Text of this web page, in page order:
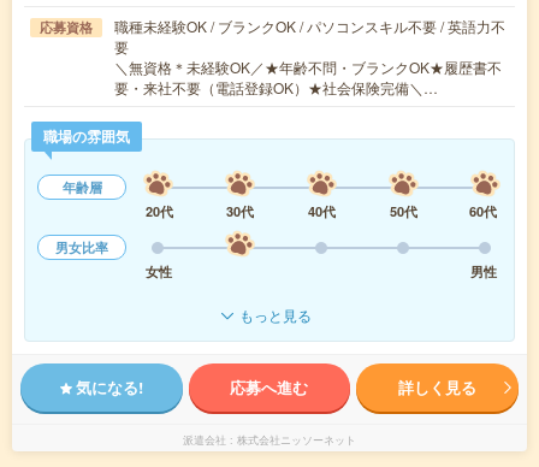
応募資格
職種未経験OK / ブランクOK / パソコンスキル不要 / 英語力不
要
＼無資格＊未経験OK／★年齢不問・ブランクOK★履歴書不
要・来社不要（電話登録OK）★社会保険完備＼…
職場の雰囲気
年齢層
20代
30代 40代 50代
60代
男女比率
女性
男性
もっと見る
気になる! 応募へ進む 詳しく見る
派遣会社 株式会社ニッソーネット